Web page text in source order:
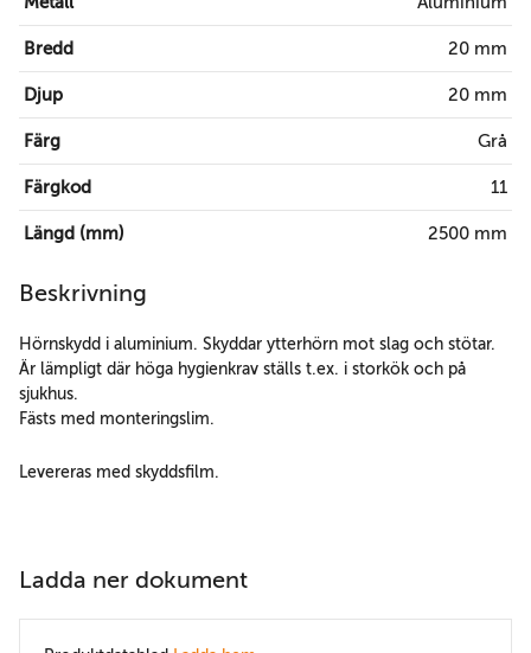
Bredd 20 mm
Djup 20 mm
Färg Grå
Färgkod 11
Längd (mm) 2500 mm
Beskrivning
Hörnskydd i aluminium. Skyddar ytterhörn mot slag och stötar.
Är lämpligt där höga hygienkrav ställs t.ex. i storkök och på
sjukhus.
Fästs med monteringslim.
Levereras med skyddsfilm.
Ladda ner dokument